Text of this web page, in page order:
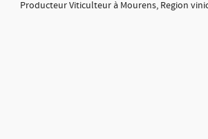
Producteur Viticulteur à Mourens, Region